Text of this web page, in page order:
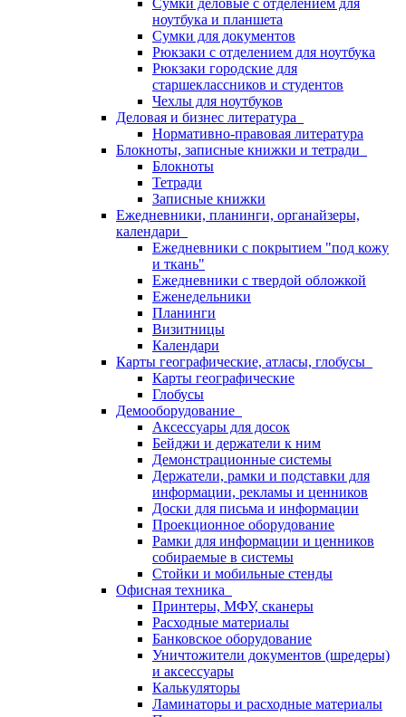
Сумки деловые с отделением для
ноутбука и планшета
Сумки для документов
Рюкзаки с отделением для ноутбука
Рюкзаки городские для
старшеклассников и студентов
Чехлы для ноутбуков
Деловая и бизнес литература
Нормативно-правовая литература
Блокноты, записные книжки и тетради
Блокноты
Тетради
Записные книжки
Ежедневники, планинги, органайзеры,
календари
Ежедневники с покрытием "под кожу
и ткань"
Ежедневники с твердой обложкой
Еженедельники
Планинги
Визитницы
Календари
Карты географические, атласы, глобусы
Карты географические
Глобусы
Демооборудование
Аксессуары для досок
Бейджи и держатели к ним
Демонстрационные системы
Держатели, рамки и подставки для
информации, рекламы и ценников
Доски для письма и информации
Проекционное оборудование
Рамки для информации и ценников
собираемые в системы
Стойки и мобильные стенды
Офисная техника
Принтеры, МФУ, сканеры
Расходные материалы
Банковское оборудование
Уничтожители документов (шредеры)
и аксессуары
Калькуляторы
Ламинаторы и расходные материалы